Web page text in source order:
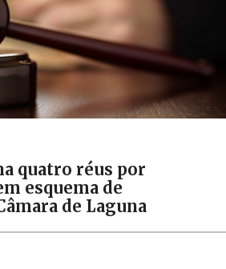
quatro réus por
esquema de
de Laguna